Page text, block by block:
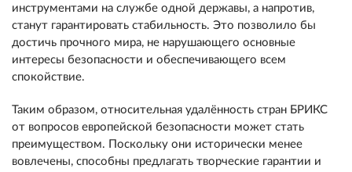
инструментами на службе одной державы, а напротив,
станут гарантировать стабильность. Это позволило бы
достичь прочного мира, не нарушающего основные
интересы безопасности и обеспечивающего всем
спокойствие.
Таким образом, относительная удалённость стран БРИКС
от вопросов европейской безопасности может стать
преимуществом. Поскольку они исторически менее
вовлечены, способны предлагать творческие гарантии и